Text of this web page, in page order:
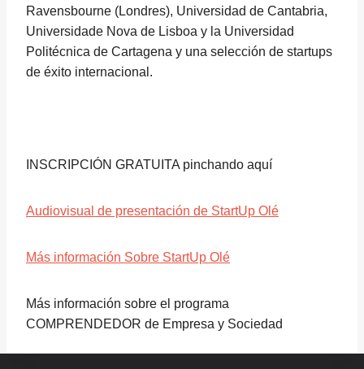
Ravensbourne (Londres), Universidad de Cantabria,
Universidade Nova de Lisboa y la Universidad
Politécnica de Cartagena y una selección de startups
de éxito internacional.
INSCRIPCIÓN GRATUITA pinchando aquí
Audiovisual de presentación de StartUp Olé
Más información Sobre StartUp Olé
Más información sobre el programa
COMPRENDEDOR de Empresa y Sociedad